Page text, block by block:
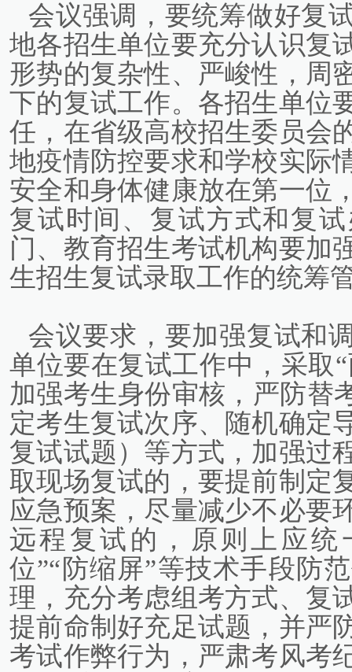
会议强调，要统筹做好复
地各招生单位要充分认识复
形势的复杂性、严峻性，周
下的复试工作。各招生单位
任，在省级高校招生委员会
地疫情防控要求和学校实际
安全和身体健康放在第一位
复试时间、复试方式和复
门、教育招生考试机构要加
生招生复试录取工作的统筹
会议要求，要加强复试和
单位要在复试工作中，采取
加强考生身份审核，严防替
定考生复试次序、随机确定
复试试题）等方式，加强过
取现场复试的，要提前制定
应急预案，尽量减少不必要
远程复试的，原则上应统
位”“防缩屏”等技术手段防
理，充分考虑组考方式、复
提前命制好充足试题，并严
考试作弊行为，严肃考风考